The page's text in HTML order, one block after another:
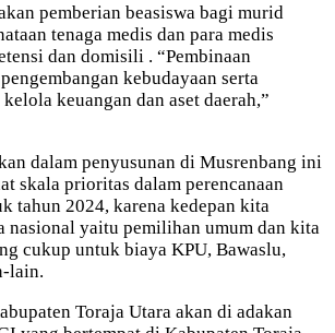
pemberian beasiswa bagi murid
tenaga medis dan para medis
dan domisili . “Pembinaan
kebudayaan serta
keuangan dan aset daerah,”
dalam penyusunan di Musrenbang ini
skala prioritas dalam perencanaan
tahun 2024, karena kedepan kita
nasional yaitu pemilihan umum dan kita
cukup untuk biaya KPU, Bawaslu,
lain.
Toraja Utara akan di adakan